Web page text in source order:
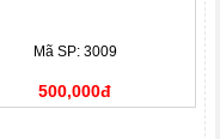
Mã SP: 3009
500,000đ